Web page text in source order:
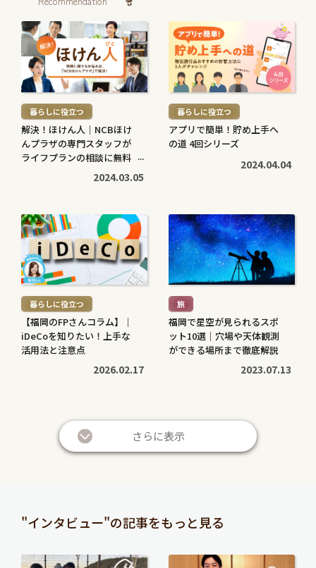
続
き
を
読
む
> 暮らしに役立つ
解決！ほけん人｜NCBほけ
んプラザの専門スタッフが
ライフプランの相談に無料
2024.03.05
続
き
を
読
む
> 暮らしに役立つ
アプリで簡単！貯め上手へ
の道 4回シリーズ
2024.04.04
続
き
を
読
む
> 暮らしに役立つ
【福岡のFPさんコラム】｜
iDeCoを知りたい！上手な
活用法と注意点
2026.02.17
続
き
を
読
む
> 旅
福岡で星空が見られるスポ
ット10選｜穴場や天体観測
ができる場所まで徹底解説
2023.07.13
投資信託と株の違いは？仕
組みやリスク、利益などを
2026.05.28
き
を
退職金は定期預金で運用す
べき？メリット・デメリッ
さらに表示
"インタビュー"の記事をもっと見る
続